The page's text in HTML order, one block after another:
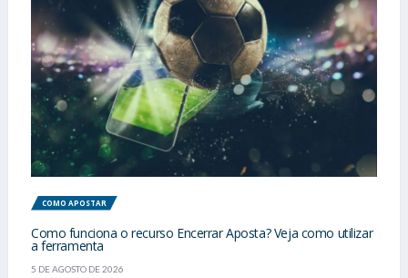
COMO APOSTAR
Como funciona o recurso Encerrar Aposta? Veja como utilizar
a ferramenta
5 DE AGOSTO DE 2026